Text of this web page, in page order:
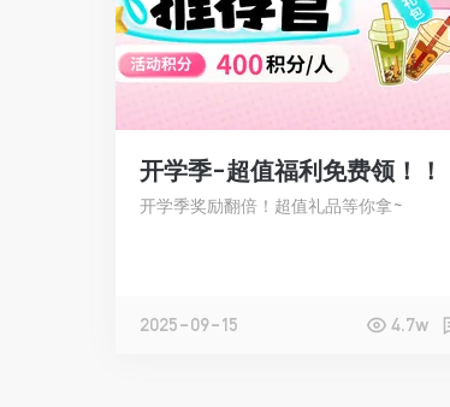
开学季-超值福利免费领！！
开学季奖励翻倍！超值礼品等你拿~
2025-09-15 4.7w